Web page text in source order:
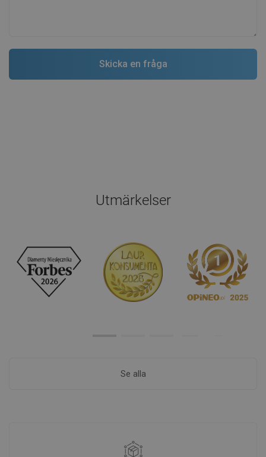
Utmärkelser
Se alla